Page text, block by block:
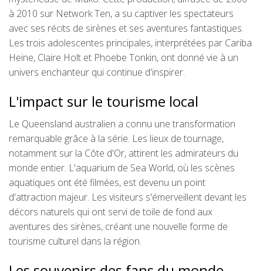
à 2010 sur Network Ten, a su captiver les spectateurs
avec ses récits de sirènes et ses aventures fantastiques.
Les trois adolescentes principales, interprétées par Cariba
Heine, Claire Holt et Phoebe Tonkin, ont donné vie à un
univers enchanteur qui continue d'inspirer.
L'impact sur le tourisme local
Le Queensland australien a connu une transformation
remarquable grâce à la série. Les lieux de tournage,
notamment sur la Côte d'Or, attirent les admirateurs du
monde entier. L'aquarium de Sea World, où les scènes
aquatiques ont été filmées, est devenu un point
d'attraction majeur. Les visiteurs s'émerveillent devant les
décors naturels qui ont servi de toile de fond aux
aventures des sirènes, créant une nouvelle forme de
tourisme culturel dans la région.